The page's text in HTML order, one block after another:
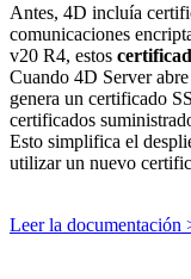
Antes, 4D incluía
comunicaciones
v20 R4, estos
Cuando 4D Server
genera un certificado
certificados
Esto simplifica el
utilizar un nuevo
Leer la documentación